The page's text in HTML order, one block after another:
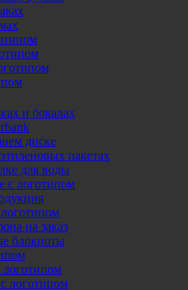
и бокалах
диске
пакетах
для воды
с логотипом
на заказ
блокноты
логотипом